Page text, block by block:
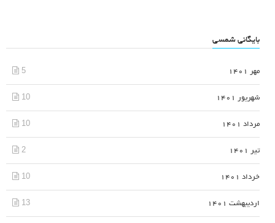
بایگانی شمسی
مهر 1401 5
شهریور 1401 10
مرداد 1401 10
تیر 1401 2
خرداد 1401 10
اردیبهشت 1401 13